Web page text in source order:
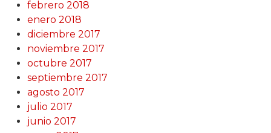
febrero 2018
enero 2018
diciembre 2017
noviembre 2017
octubre 2017
septiembre 2017
agosto 2017
julio 2017
junio 2017